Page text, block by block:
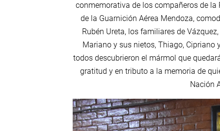
conmemorativa de los compañeros de la
de la Guarnición Aérea Mendoza,
Rubén Ureta, los familiares de
Mariano y sus nietos, Thiago, Cipriano
todos descubrieron el mármol que
gratitud y en tributo a la memoria de
Nación